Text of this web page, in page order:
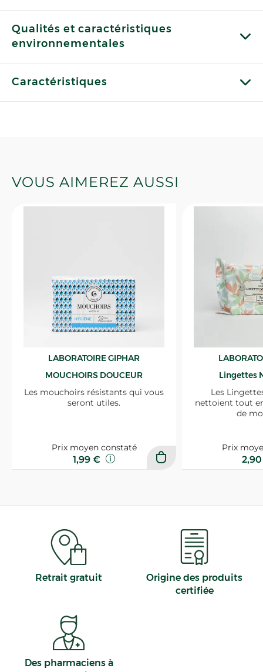
Qualités et caractéristiques
environnementales
Caractéristiques
VOUS AIMEREZ AUSSI
LABORATOIRE GIPHAR
MOUCHOIRS DOUCEUR
Les mouchoirs résistants qui vous
seront utiles.
Prix moyen constaté
1,99 €
Lingettes
Les
nettoient tout
de
Prix
Retrait gratuit
Origine des produits
certifiée
Des pharmaciens à